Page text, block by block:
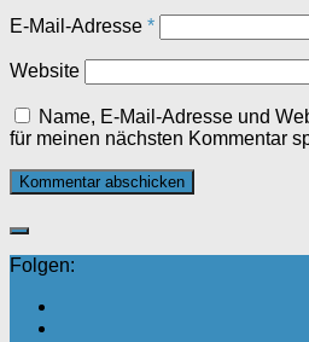
E-Mail-Adresse *
Website
Name, E-Mail-Adresse und
für meinen nächsten Kommentar
Folgen: